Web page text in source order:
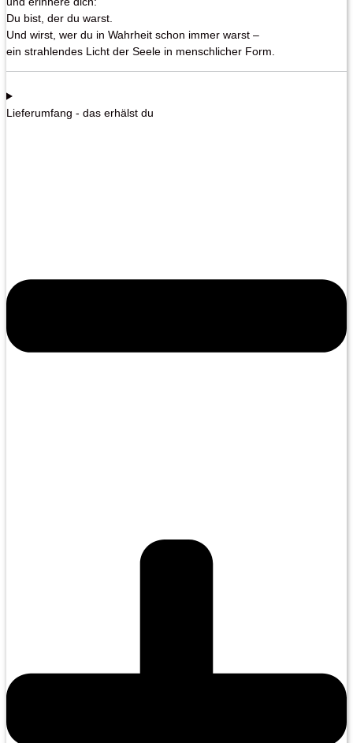
Du bist, der du warst.
Und wirst, wer du in Wahrheit schon immer warst –
ein strahlendes Licht der Seele in menschlicher Form.
Lieferumfang - das erhälst du